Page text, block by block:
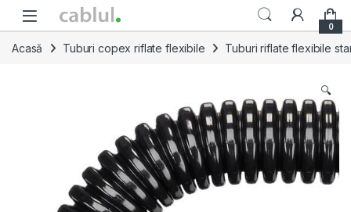
Skip to navigation
Skip to content
0
Acasă Tuburi copex riflate flexibile Tuburi riflate flexibile
🔍